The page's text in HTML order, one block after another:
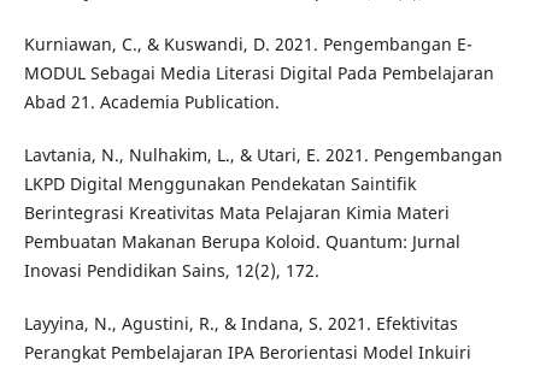
Kurniawan, C., & Kuswandi, D. 2021. Pengembangan E-
MODUL Sebagai Media Literasi Digital Pada Pembelajaran
Abad 21. Academia Publication.
Lavtania, N., Nulhakim, L., & Utari, E. 2021. Pengembangan
LKPD Digital Menggunakan Pendekatan Saintifik
Berintegrasi Kreativitas Mata Pelajaran Kimia Materi
Pembuatan Makanan Berupa Koloid. Quantum: Jurnal
Inovasi Pendidikan Sains, 12(2), 172.
Layyina, N., Agustini, R., & Indana, S. 2021. Efektivitas
Perangkat Pembelajaran IPA Berorientasi Model Inkuiri